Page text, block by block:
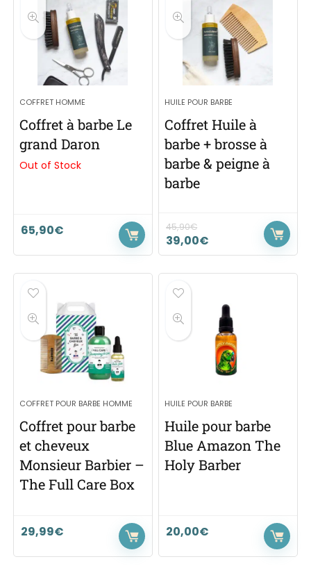
COFFRET HOMME
Coffret à barbe Le
grand Daron
Out of Stock
65,90€
HUILE POUR BARBE
Coffret Huile à
barbe + brosse à
barbe & peigne à
barbe
45,90€
39,00€
COFFRET POUR BARBE HOMME
Coffret pour barbe
et cheveux
Monsieur Barbier –
The Full Care Box
29,99€
HUILE POUR BARBE
Huile pour barbe
Blue Amazon The
Holy Barber
20,00€